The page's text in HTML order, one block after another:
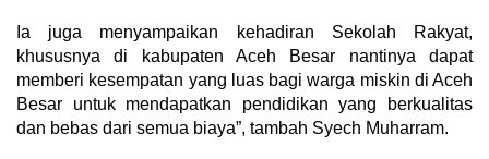
Ia juga menyampaikan kehadiran Sekolah Rakyat,
khususnya di kabupaten Aceh Besar nantinya dapat
memberi kesempatan yang luas bagi warga miskin di Aceh
Besar untuk mendapatkan pendidikan yang berkualitas
dan bebas dari semua biaya”, tambah Syech Muharram.